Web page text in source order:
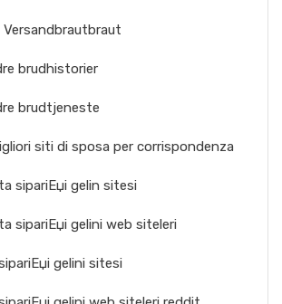
Versandbrautbraut
brudhistorier
brudtjeneste
siti di sposa per corrispondenza
sipariЕџi gelin sitesi
sipariЕџi gelini web siteleri
gelini sitesi